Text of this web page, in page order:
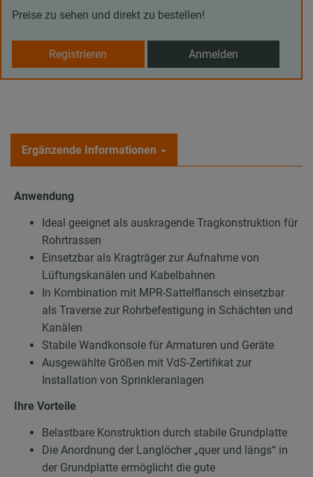
Preise zu sehen und direkt zu bestellen!
Registrieren Anmelden
Ergänzende Informationen
Anwendung
Ideal geeignet als auskragende Tragkonstruktion für
Rohrtrassen
Einsetzbar als Kragträger zur Aufnahme von
Lüftungskanälen und Kabelbahnen
In Kombination mit MPR-Sattelflansch einsetzbar
als Traverse zur Rohrbefestigung in Schächten und
Kanälen
Stabile Wandkonsole für Armaturen und Geräte
Ausgewählte Größen mit VdS-Zertifikat zur
Installation von Sprinkleranlagen
Ihre Vorteile
Belastbare Konstruktion durch stabile Grundplatte
Die Anordnung der Langlöcher „quer und längs“ in
der Grundplatte ermöglicht die gute